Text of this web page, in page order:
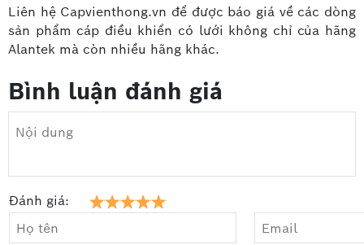
Liên hệ Capvienthong.vn để được báo giá về các dòng
sản phẩm cáp điều khiển có lưới không chỉ của hãng
Alantek mà còn nhiều hãng khác.
Bình luận đánh giá
Đánh giá: